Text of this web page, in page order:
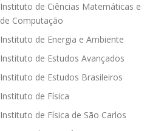
Instituto de Ciências Matemáticas e
de Computação
Instituto de Energia e Ambiente
Instituto de Estudos Avançados
Instituto de Estudos Brasileiros
Instituto de Física
Instituto de Física de São Carlos